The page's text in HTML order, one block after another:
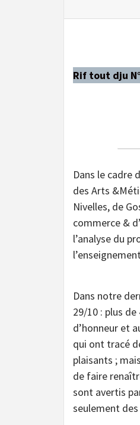
Rif tout dju
Dans le cadre
des Arts
Nivelles, de
commerce &
l’analyse du
Dans notre
29/10 : plus
d’honneur et
qui ont tracé
plaisants ;
de faire
sont avertis
seulement